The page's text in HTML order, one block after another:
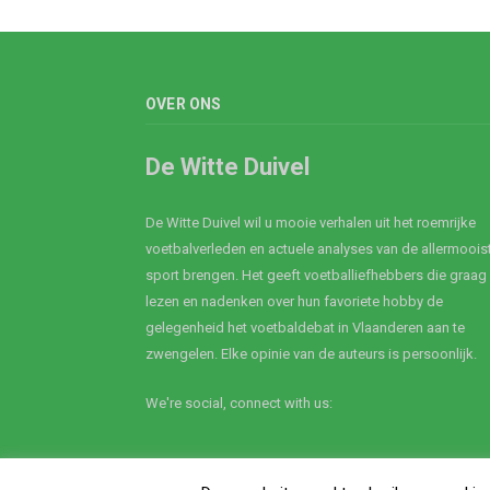
OVER ONS
De Witte Duivel
De Witte Duivel wil u mooie verhalen uit het roemrijke
voetbalverleden en actuele analyses van de
sport brengen. Het geeft voetballiefhebbers die graag
lezen en nadenken over hun favoriete hobby de
gelegenheid het voetbaldebat in Vlaanderen aan te
zwengelen. Elke opinie van de auteurs is persoonlijk.
We're social, connect with us: